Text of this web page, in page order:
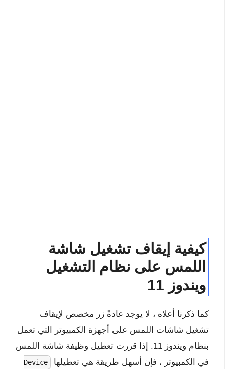
كيفية إيقاف تشغيل شاشة
اللمس على نظام التشغيل
ويندوز 11
كما ذكرنا أعلاه ، لا يوجد عادةً زر مخصص لإيقاف
تشغيل شاشات اللمس على أجهزة الكمبيوتر التي تعمل
بنظام ويندوز 11. إذا قررت تعطيل وظيفة شاشة اللمس
في الكمبيوتر ، فإن أسهل طريقة هي تعطيلها
Device